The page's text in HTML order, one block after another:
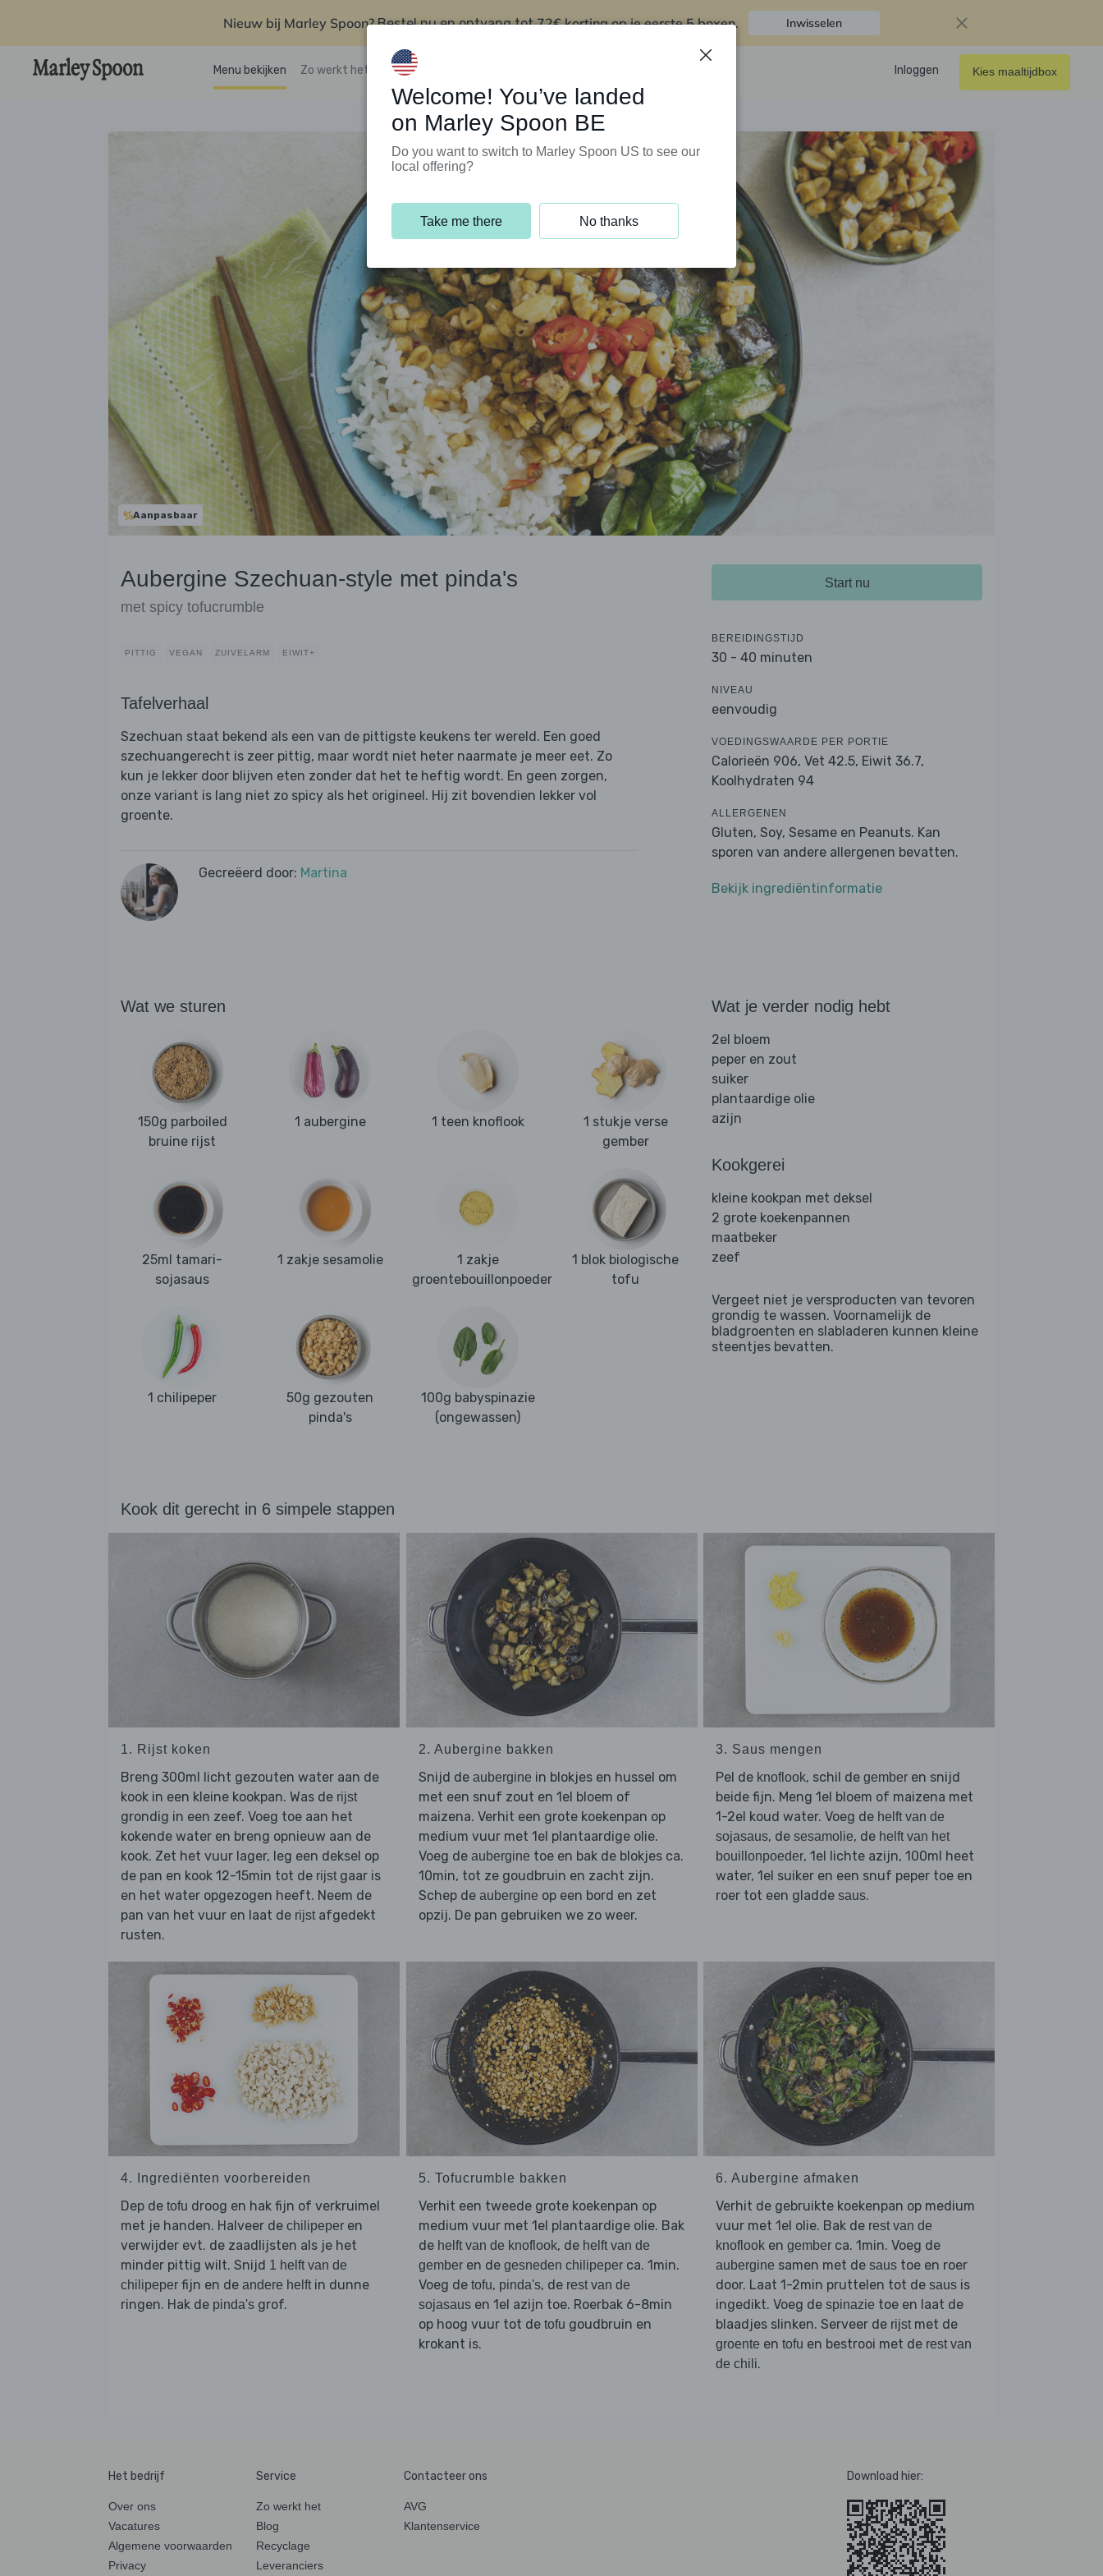
Nieuw bij Marley Spoon?Bestel nu en ontvang tot72€ korting op je eerste 5 boxen. Inwisselen
Menu bekijken Zo werkt het Klantenservice Inloggen Kies maaltijdbox
Aanpasbaar
Aubergine Szechuan-style met pinda's
met spicy tofucrumble
PITTIG VEGAN ZUIVELARM EIWIT+
Tafelverhaal
Szechuan staat bekend als een van de pittigste keukens ter wereld. Een goed
szechuangerecht is zeer pittig, maar wordt niet heter naarmate je meer eet. Zo
kun je lekker door blijven eten zonder dat het te heftig wordt. En geen zorgen,
onze variant is lang niet zo spicy als het origineel. Hij zit bovendien lekker vol
groente.
Gecreëerd door: Martina
Start nu
BEREIDINGSTIJD
30 - 40 minuten
NIVEAU
eenvoudig
VOEDINGSWAARDE PER PORTIE
Calorieën 906, Vet 42.5, Eiwit 36.7,
Koolhydraten 94
ALLERGENEN
Gluten, Soy, Sesame en Peanuts. Kan
sporen van andere allergenen bevatten.
Bekijk ingrediëntinformatie
Wat we sturen
150g parboiled
bruine rijst
1 aubergine 1 teen knoflook
1 stukje verse
gember
25ml tamari-
sojasaus
1 zakje sesamolie
1 zakje
groentebouillonpoeder
1 blok biologische
tofu
1 chilipeper
50g gezouten
pinda's
100g babyspinazie
(ongewassen)
Wat je verder nodig hebt
2el bloem
peper en zout
suiker
plantaardige olie
azijn
Kookgerei
kleine kookpan met deksel
2 grote koekenpannen
maatbeker
zeef
Vergeet niet je versproducten van tevoren
grondig te wassen. Voornamelijk de
bladgroenten en slabladeren kunnen kleine
steentjes bevatten.
Kook dit gerecht in 6 simpele stappen
1. Rijst koken
Breng 300ml licht gezouten water aan de
kook in een kleine kookpan. Was de rijst
grondig in een zeef. Voeg toe aan het
kokende water en breng opnieuw aan de
kook. Zet het vuur lager, leg een deksel op
de pan en kook 12-15min tot de rijstgaar is
en het water opgezogen heeft. Neem de
pan van het vuur en laat de rijstafgedekt
rusten.
2. Aubergine bakken
Snijd de aubergine in blokjes en hussel om
met een snuf zout en 1el bloem of
maizena. Verhit een grote koekenpan op
medium vuur met 1el plantaardige olie.
Voeg de aubergine toe en bak de blokjes ca.
10min, tot ze goudbruin en zacht zijn.
Schep de aubergine op een bord en zet
opzij. De pan gebruiken we zo weer.
3. Saus mengen
Pel de knoflook, schil de gember en snijd
beide fijn. Meng 1el bloem of maizena met
1-2el koud water. Voeg de helft van de
sojasaus, de sesamolie, de helft van het
bouillonpoeder, 1el lichte azijn, 100ml heet
water, 1el suiker en een snuf peper toe en
roer tot een gladde saus.
4. Ingrediënten voorbereiden
Dep de tofu droog en hak fijn of verkruimel
met je handen. Halveer de chilipeper en
verwijder evt. de zaadlijsten als je het
minder pittig wilt. Snijd 1 helft van de
chilipeper fijn en de andere helft in dunne
ringen. Hak de pinda's grof.
5. Tofucrumble bakken
Verhit een tweede grote koekenpan op
medium vuur met 1el plantaardige olie. Bak
de helft van de knoflook, de helft van de
gemberen de gesneden chilipeperca. 1min.
Voeg de tofu, pinda's, de rest van de
sojasausen 1el azijn toe. Roerbak 6-8min
op hoog vuur tot de tofu goudbruin en
krokant is.
6. Aubergine afmaken
Verhit de gebruikte koekenpan op medium
vuur met 1el olie. Bak de rest van de
knoflook en gember ca. 1min. Voeg de
aubergine samen met de saus toe en roer
door. Laat 1-2min pruttelen tot de saus is
ingedikt. Voeg de spinazie toe en laat de
blaadjes slinken. Serveer de rijst met de
groente en tofu en bestrooi met de rest van
de chili.
Het bedrijf
Over ons
Vacatures
Algemene voorwaarden
Privacy
Service
Zo werkt het
Blog
Recyclage
Leveranciers
Contacteer ons
AVG
Klantenservice
Download hier:
Welcome! You’ve landed
on Marley Spoon BE
Do you want to switch to Marley Spoon US to see our
local offering?
Take me there No thanks